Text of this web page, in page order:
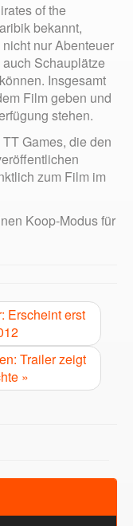
of the
bekannt,
nur Abenteuer
Schauplätze
Insgesamt
Film geben und
stehen.
Games, die den
zum Film im
Koop-Modus für
Erscheint erst
Trailer zeigt
»